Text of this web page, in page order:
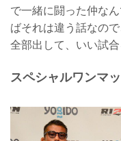
で一緒に闘った仲な
ばそれは違う話なの
全部出して、いい試
スペシャルワンマ